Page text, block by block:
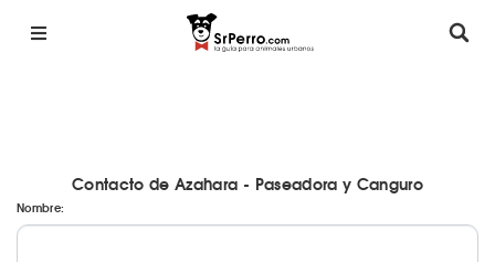
Contacto de Azahara - Paseadora y Canguro
Nombre: